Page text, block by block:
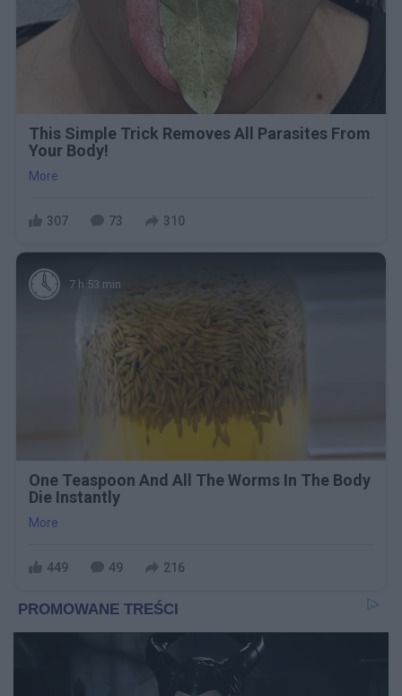
This Simple Trick Removes All Parasites From
Your Body!
More
307 73 310
7 h 53 min
One Teaspoon And All The Worms In The Body
Die Instantly
More
449 49 216